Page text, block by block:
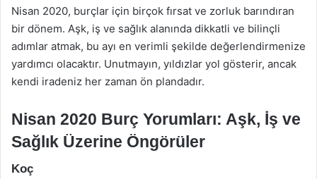
Nisan 2020, burçlar için birçok fırsat ve zorluk barındıran
bir dönem. Aşk, iş ve sağlık alanında dikkatli ve bilinçli
adımlar atmak, bu ayı en verimli şekilde değerlendirmenize
yardımcı olacaktır. Unutmayın, yıldızlar yol gösterir, ancak
kendi iradeniz her zaman ön plandadır.
Nisan 2020 Burç Yorumları: Aşk, İş ve
Sağlık Üzerine Öngörüler
Koç